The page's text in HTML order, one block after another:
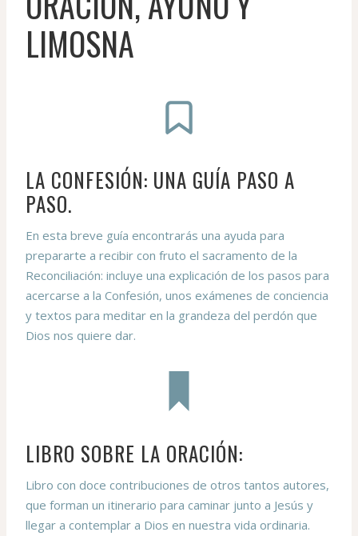
LIMOSNA
LA CONFESIÓN: UNA GUÍA PASO A
PASO.
En esta breve guía encontrarás una ayuda para
prepararte a recibir con fruto el sacramento de la
Reconciliación: incluye una explicación de los pasos para
acercarse a la Confesión, unos exámenes de conciencia
y textos para meditar en la grandeza del perdón que
Dios nos quiere dar.
LIBRO SOBRE LA ORACIÓN:
Libro con doce contribuciones de otros tantos autores,
que forman un itinerario para caminar junto a Jesús y
llegar a contemplar a Dios en nuestra vida ordinaria.